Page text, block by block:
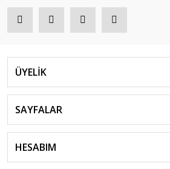
ÜYELİK
SAYFALAR
HESABIM